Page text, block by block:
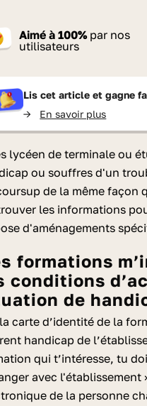
Aimé à100% par nos
utilisateurs
Lis cet article et gagne
-> En savoir plus
lycéen de terminale ou
ou souffres d'un
de la même façon
les informations
d'aménagements
conditions
de
carte d’identité de la
handicap de
qui t’intéresse, tu
avec l'établissement
de la personne